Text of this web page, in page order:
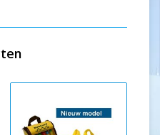
wijze worden vervoerd.
ophangen met de
duurzame kunststof
nieuwste versie. Dankzij
veiligheidsriem voor